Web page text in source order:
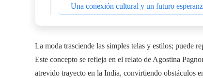
Una conexión cultural y un futuro
La moda trasciende las simples telas y estilos; puede
Este concepto se refleja en el relato de Agostina
atrevido trayecto en la India, convirtiendo obstáculos